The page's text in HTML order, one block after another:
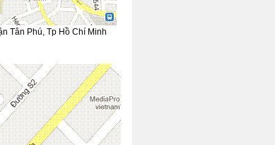
Tân Phú, Tp Hồ Chí Minh